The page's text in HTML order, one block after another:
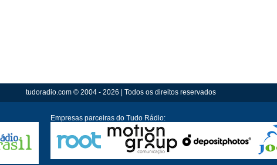
tudoradio.com © 2004 - 2026 | Todos os direitos reservados
Empresas parceiras do Tudo Rádio: